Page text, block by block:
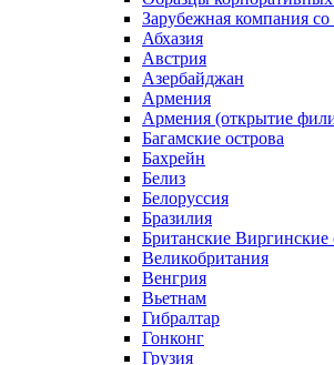
Зарубежная компания
Абхазия
Австрия
Азербайджан
Армения
Армения (открытие
Багамские острова
Бахрейн
Белиз
Белоруссия
Бразилия
Британские Виргинские
Великобритания
Венгрия
Вьетнам
Гибралтар
Гонконг
Грузия